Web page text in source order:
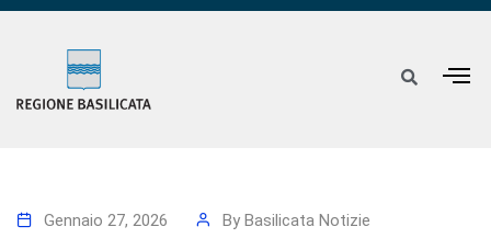
Gennaio 27, 2026 By Basilicata Notizie